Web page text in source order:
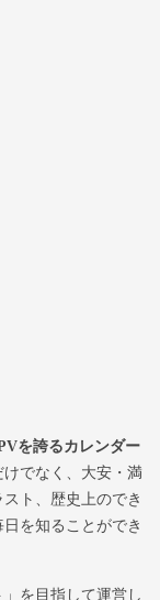
を誇るカレンダー
でなく、大安・満
ト、歴史上のでき
を知ることができ
を目指して運営し